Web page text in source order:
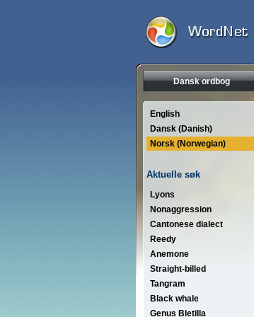
Dansk ordbog
English
Dansk (Danish)
Norsk (Norwegian)
Aktuelle søk
Lyons
Nonaggression
Cantonese dialect
Reedy
Anemone
Straight-billed
Tangram
Black whale
Genus Bletilla